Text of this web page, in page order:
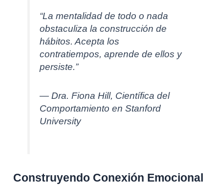
“La mentalidad de todo o nada
obstaculiza la construcción de
hábitos. Acepta los
contratiempos, aprende de ellos y
persiste.”
— Dra. Fiona Hill, Científica del
Comportamiento en Stanford
University
Construyendo Conexión Emocional